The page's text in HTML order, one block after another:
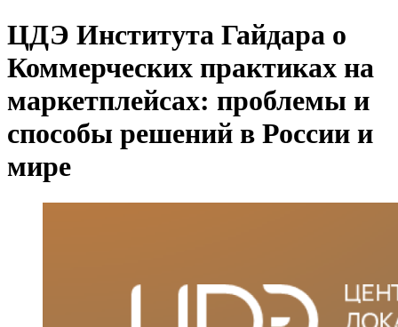
ЦДЭ Института Гайдара о
Коммерческих практиках на
маркетплейсах: проблемы и
способы решений в России и
мире